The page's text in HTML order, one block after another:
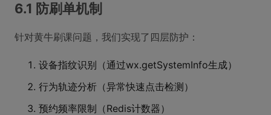
6.1 防刷单机制
针对黄牛刷课问题，我们实现了四层防护：
设备指纹识别（通过wx.getSystemInfo生成）
行为轨迹分析（异常快速点击检测）
预约频率限制（Redis计数器）